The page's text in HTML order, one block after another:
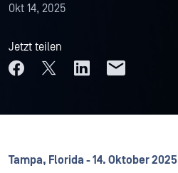
Okt 14, 2025
Jetzt teilen
Tampa, Florida - 14. Oktober 2025